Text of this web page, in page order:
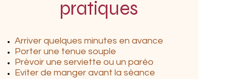
pratiques
Arriver quelques minutes en avance
Porter une tenue souple
Prévoir une serviette ou un paréo
Eviter de manger avant la séance